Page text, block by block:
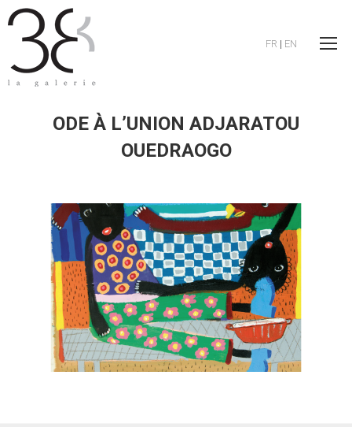
FR | EN
ODE À L’UNION ADJARATOU
OUEDRAOGO